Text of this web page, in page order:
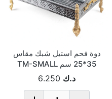
دوة فحم استيل شبك مقاس
35*25 سم TM-SMALL
د.ك 6.250